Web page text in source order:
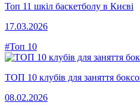
Топ 11 шкіл баскетболу в Києві
17.03.2026
#Топ 10
ТОП 10 клубів для заняття
08.02.2026